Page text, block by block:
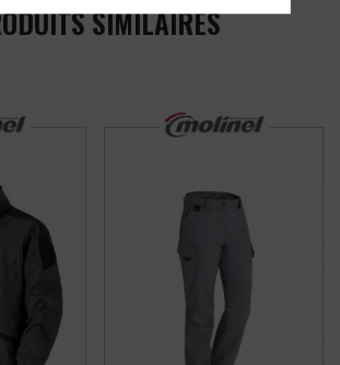
SIMILAIRES